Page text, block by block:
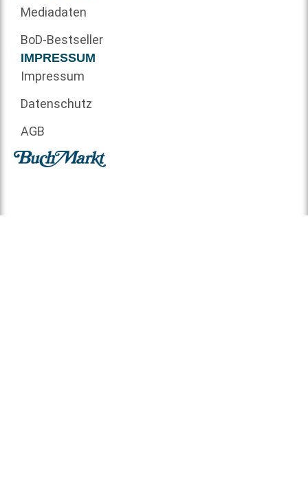
Mediadaten
BoD-Bestseller
IMPRESSUM
Impressum
Datenschutz
AGB